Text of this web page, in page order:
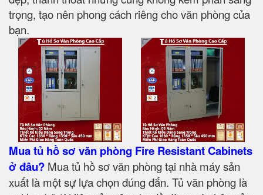
trọng, tạo nên phong cách riêng cho văn phòng của
bạn.
Mua tủ hồ sơ văn phòng Fire Resistant Cabinets
ở đâu? Mua tủ hồ sơ văn phòng tại nhà máy sản
xuất là một sự lựa chọn đúng đắn. Tủ văn phòng là